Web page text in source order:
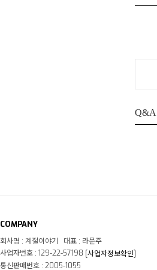
Q&A
COMPANY
회사명 : 계절이야기 대표 : 라문주
사업자번호 : 129-22-57198 [사업자정보확인]
통신판매번호 : 2005-1055